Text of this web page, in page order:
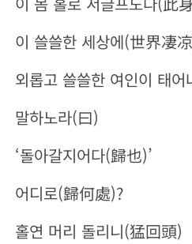
이 쓸쓸한 세상에(世界凄
외롭고 쓸쓸한 여인이 태
말하노라(曰)
‘돌아갈지어다(歸也)’
어디로(歸何處)?
홀연 머리 돌리니(猛回頭)